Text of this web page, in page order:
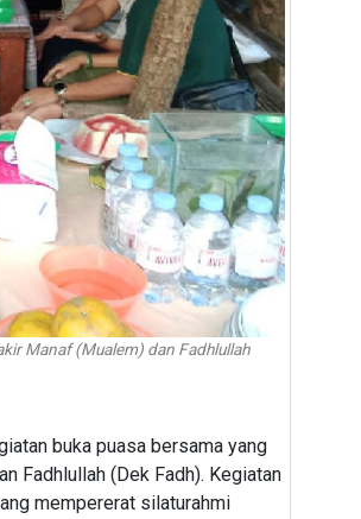
Manaf (Mualem) dan Fadhlullah
buka puasa bersama yang
Fadhlullah (Dek Fadh). Kegiatan
mempererat silaturahmi